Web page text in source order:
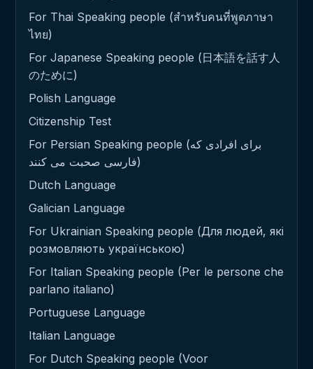
For Thai Speaking people (สำหรับคนที่พูดภาษา
ไทย)
For Japanese Speaking people (日本語を話す人
のために)
Polish Language
Citizenship Test
For Persian Speaking people (برای افرادی که
فارسی صحبت می کنند)
Dutch Language
Galician Language
For Ukrainian Speaking people (Для людей, які
розмовляють українською)
For Italian Speaking people (Per le persone che
parlano italiano)
Portuguese Language
Italian Language
For Dutch Speaking people (Voor